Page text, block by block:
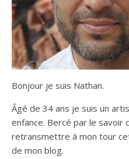
Bonjour je suis Nathan.
Âgé de 34 ans je suis un
enfance. Bercé par le savoir
retransmettre à mon tour
de mon blog.